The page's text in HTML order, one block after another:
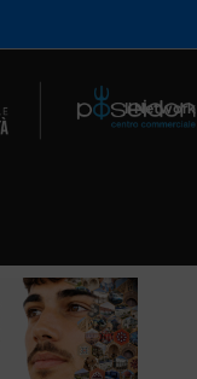
Il Network